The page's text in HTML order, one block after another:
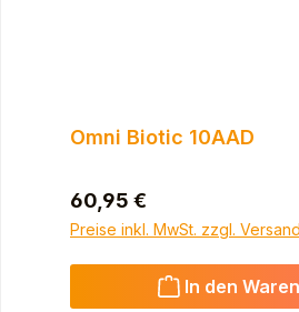
Omni Biotic 10AAD
Regulärer Preis:
60,95 €
Preise inkl. MwSt. zzgl.
In den